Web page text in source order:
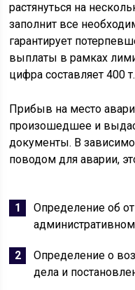
растянуться на
заполнит все
гарантирует
выплаты в рамках
цифра составляет 400
Прибыв на место
произошедшее и
документы. В
поводом для аварии,
Определение об
Определение о
дела и